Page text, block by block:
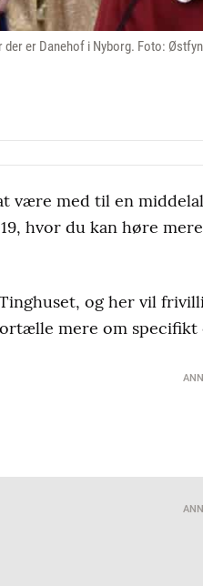
der er Danehof i Nyborg. Foto:
være med til en
hvor du kan høre
og her vil
mere om